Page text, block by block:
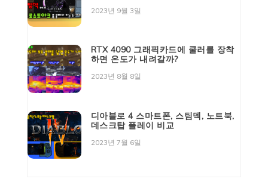
2023년 9월 3일
RTX 4090 그래픽카드에 쿨러를 장착
하면 온도가 내려갈까?
2023년 8월 8일
디아블로 4 스마트폰, 스팀덱, 노트북,
데스크탑 플레이 비교
2023년 7월 6일